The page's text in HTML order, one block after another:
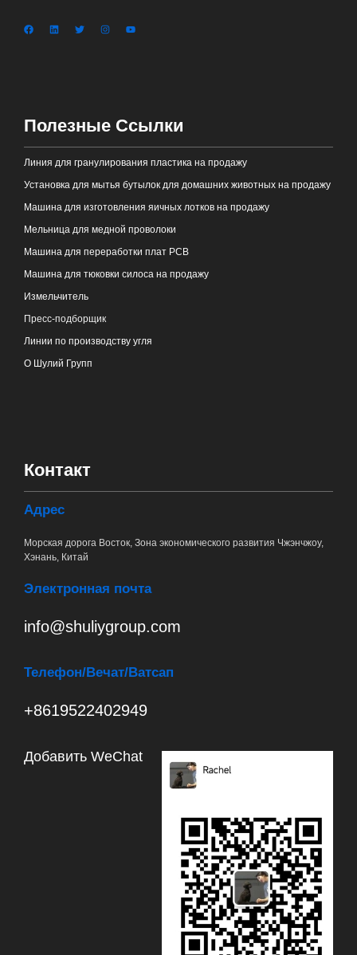
Полезные Ссылки
Линия для гранулирования пластика на продажу
Установка для мытья бутылок для домашних животных на продажу
Машина для изготовления яичных лотков на продажу
Мельница для медной проволоки
Машина для переработки плат PCB
Машина для тюковки силоса на продажу
Измельчитель
Пресс-подборщик
Линии по производству угля
О Шулий Групп
Контакт
Адрес
Морская дорога Восток, Зона экономического развития Чжэнчжоу,
Хэнань, Китай
Электронная почта
info@shuliygroup.com
Телефон/Вечат/Ватсап
+8619522402949
Добавить WeChat